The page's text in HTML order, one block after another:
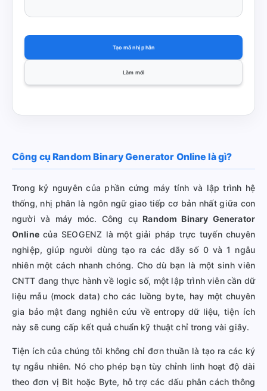
Tạo mã nhị phân
Làm mới
Công cụ Random Binary Generator Online là gì?
Trong kỷ nguyên của phần cứng máy tính và lập trình hệ
thống, nhị phân là ngôn ngữ giao tiếp cơ bản nhất giữa con
người và máy móc. Công cụ Random Binary Generator
Onlinecủa SEOGENZ là một giải pháp trực tuyến chuyên
nghiệp, giúp người dùng tạo ra các dãy số 0 và 1 ngẫu
nhiên một cách nhanh chóng. Cho dù bạn là một sinh viên
CNTT đang thực hành về logic số, một lập trình viên cần dữ
liệu mẫu (mock data) cho các luồng byte, hay một chuyên
gia bảo mật đang nghiên cứu về entropy dữ liệu, tiện ích
này sẽ cung cấp kết quả chuẩn kỹ thuật chỉ trong vài giây.
Tiện ích của chúng tôi không chỉ đơn thuần là tạo ra các ký
tự ngẫu nhiên. Nó cho phép bạn tùy chỉnh linh hoạt độ dài
theo đơn vị Bit hoặc Byte, hỗ trợ các dấu phân cách thông